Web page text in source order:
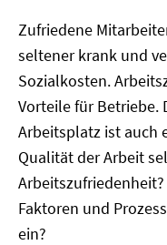
Zufriedene
seltener krank und
Sozialkosten.
Vorteile für Betriebe.
Arbeitsplatz ist auch
Qualität der Arbeit
Faktoren und
ein?